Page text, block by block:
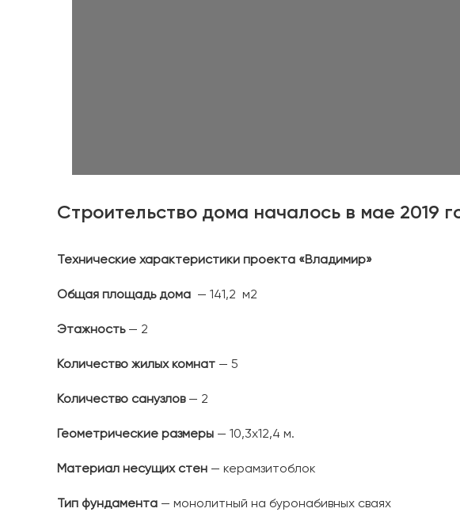
Строительство дома началось в мае 2019
Технические характеристики проекта «Владимир»
Общая площадь дома — 141,2 м2
Этажность— 2
Количество жилых комнат — 5
Количество санузлов— 2
Геометрические размеры — 10,3х12,4 м.
Материал несущих стен — керамзитоблок
Тип фундамента — монолитный на буронабивных сваях